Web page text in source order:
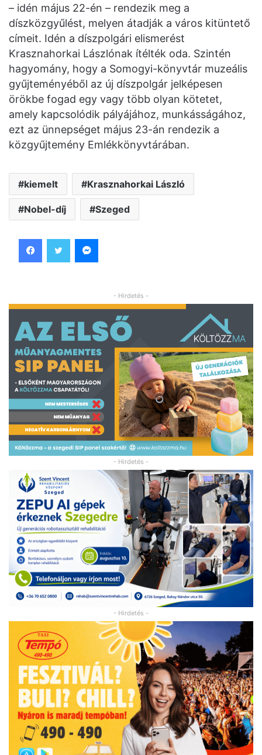
– idén május 22-én – rendezik meg a
díszközgyűlést, melyen átadják a város kitüntető
címeit. Idén a díszpolgári elismerést
Krasznahorkai Lászlónak ítélték oda. Szintén
hagyomány, hogy a Somogyi-könyvtár muzeális
gyűjteményéből az új díszpolgár jelképesen
örökbe fogad egy vagy több olyan kötetet,
amely kapcsolódik pályájához, munkásságához,
ezt az ünnepséget május 23-án rendezik a
közgyűjtemény Emlékkönyvtárában.
kiemelt Krasznahorkai László
Nobel-díj Szeged
- Hirdetés -
- Hirdetés -
- Hirdetés -